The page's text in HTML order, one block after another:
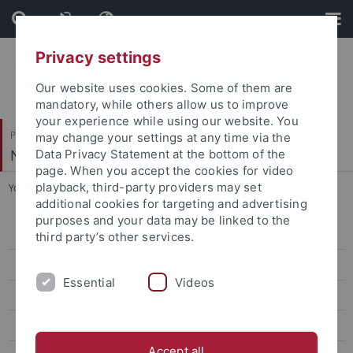
Skip
to
content
Skip
to
footer
Philosophische Fakultät
Neuere Geschichte
You are here: Startseite ... Dr. Saladin (geb. Pawlowsky)
Prof. Dr. Brauner
Dr. Laura Dierksmeier
Privacy settings
Our website uses cookies. Some of them are
mandatory, while others allow us to improve
your experience while using our website. You
may change your settings at any time via the
Data Privacy Statement at the bottom of the
page. When you accept the cookies for video
playback, third-party providers may set
additional cookies for targeting and advertising
purposes and your data may be linked to the
third party’s other services.
Essential Videos